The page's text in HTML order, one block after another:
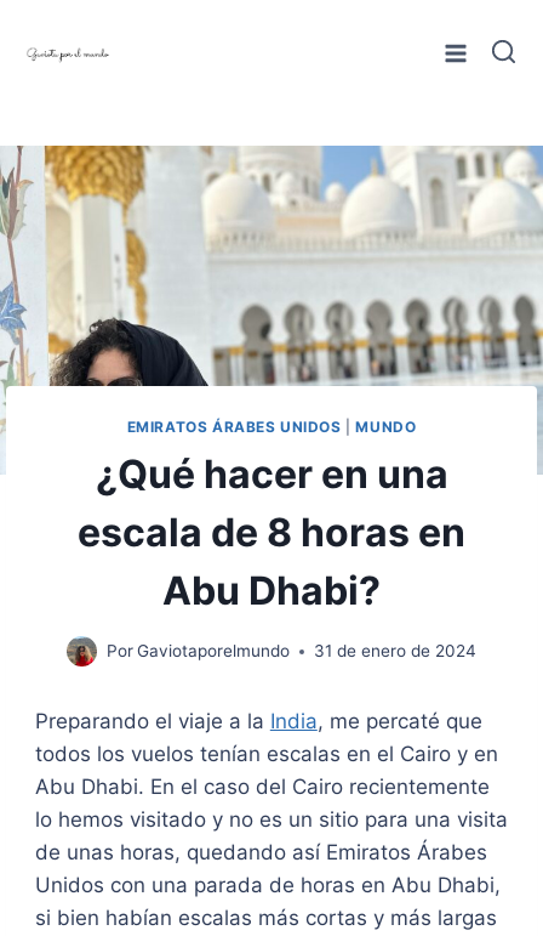
EMIRATOS ÁRABES UNIDOS |MUNDO
¿Qué hacer en una
escala de 8 horas en
Abu Dhabi?
PorGaviotaporelmundo 31 de enero de 2024
Preparando el viaje a la India, me percaté que
todos los vuelos tenían escalas en el Cairo y en
Abu Dhabi. En el caso del Cairo recientemente
lo hemos visitado y no es un sitio para una visita
de unas horas, quedando así Emiratos Árabes
Unidos con una parada de horas en Abu Dhabi,
si bien habían escalas más cortas y más largas